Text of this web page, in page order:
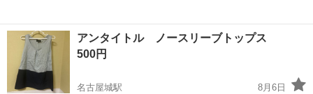
アンタイトル ノースリーブトップス
500円
名古屋城駅
8月6日